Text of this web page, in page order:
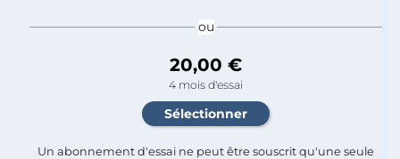
ou
20,00 €
4 mois d'essai
Un abonnement d'essai ne peut être souscrit qu'une seule